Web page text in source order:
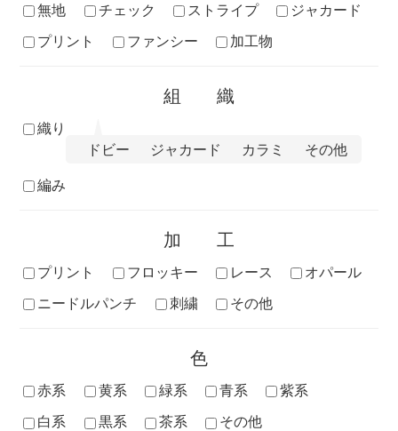
無地 チェック ストライプ
ジャカード
プリント
ファンシー 加工物
組織
織り
ドビー
ジャカード カラミ その他
編み
加工
プリント フロッキー レース
オパール
ニードルパンチ
刺繍 その他
色
赤系 黄系 緑系 青系
紫系
白系
黒系 茶系 その他